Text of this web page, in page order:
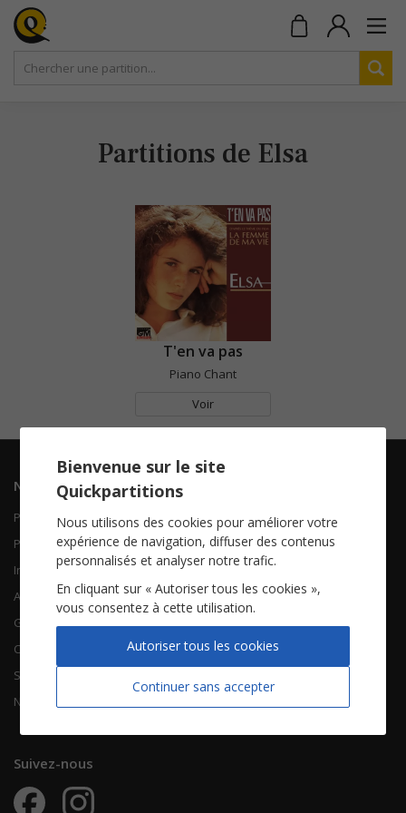
Partitions de Elsa
T'en va pas
Piano Chant
Voir
Navigation
Piano Chant
Piano Solo
Instruments solistes
Accordéon
Guitare
Chorales
Songbooks
Nouvelles partitions
Contactez-nous
Qui sommes-nous
FAQ
À propos
CGV
Mentions légales
Vie privée
Suivez-nous
Bienvenue sur le site
Quickpartitions
Nous utilisons des cookies pour améliorer votre
expérience de navigation, diffuser des contenus
personnalisés et analyser notre trafic.
En cliquant sur « Autoriser tous les cookies »,
vous consentez à cette utilisation.
Continuer sans accepter
Autoriser tous les cookies